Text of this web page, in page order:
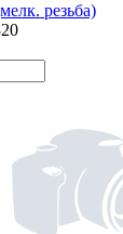
резьба)